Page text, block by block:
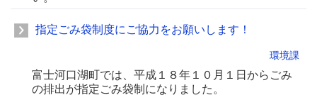
指定ごみ袋制度にご協力をお願いします！
環境課
富士河口湖町では、平成１８年１０月１日からごみ
の排出が指定ごみ袋制になりました。